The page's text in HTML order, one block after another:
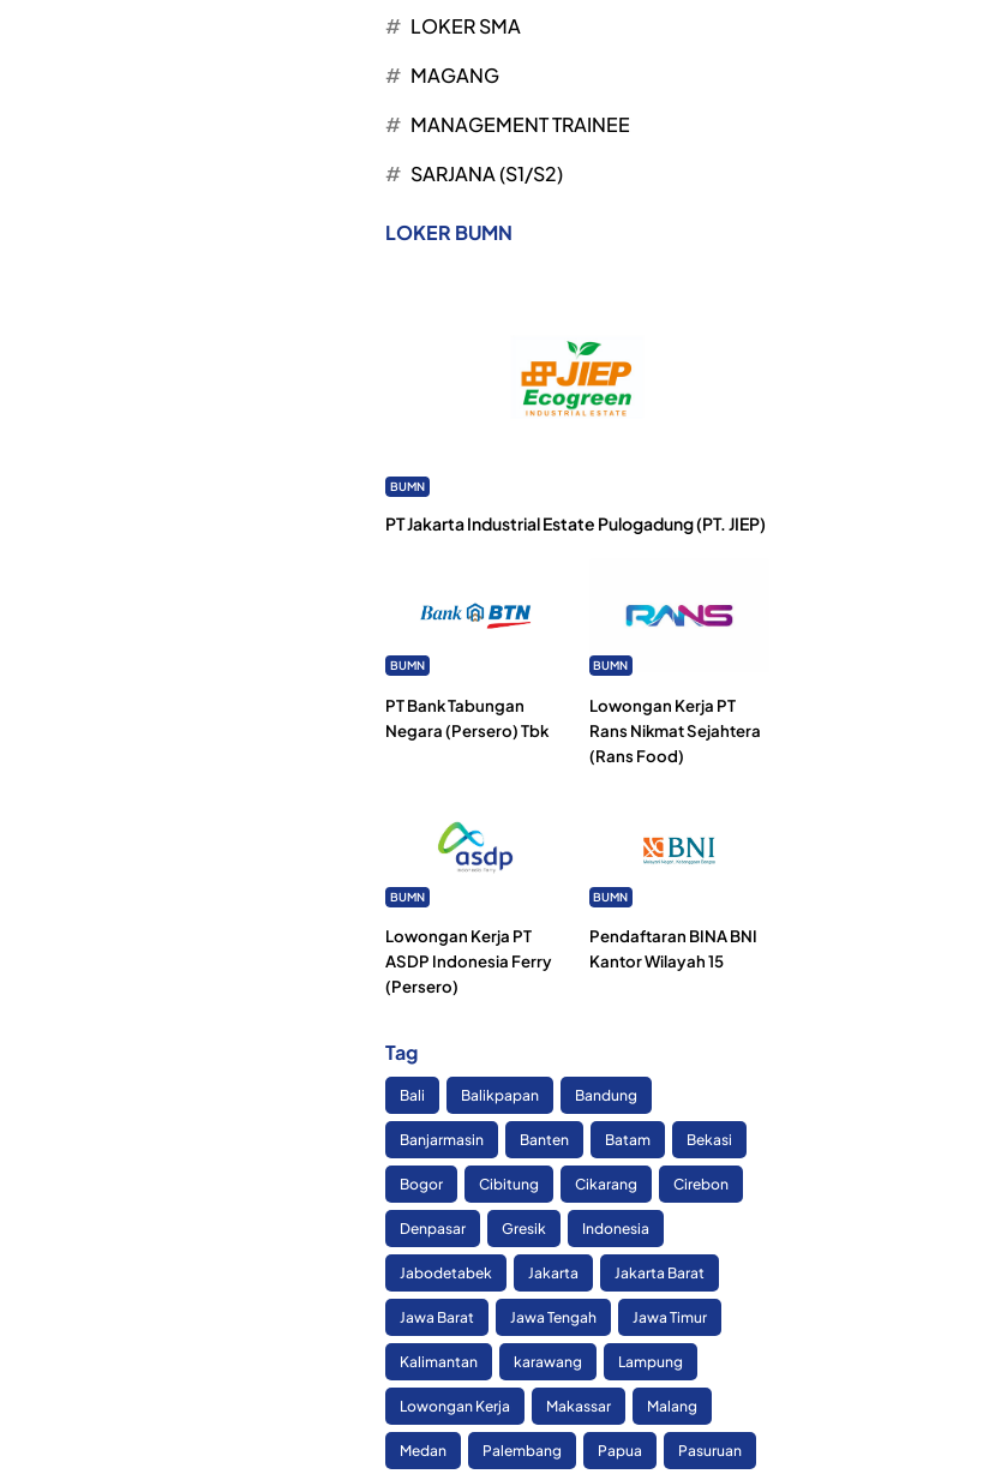
LOKER SMA
MAGANG
MANAGEMENT TRAINEE
SARJANA (S1/S2)
LOKER BUMN
BUMN
PT Jakarta Industrial Estate Pulogadung (PT. JIEP)
BUMN
PT Bank Tabungan
Negara (Persero) Tbk
BUMN
Lowongan Kerja PT
Rans Nikmat Sejahtera
(Rans Food)
BUMN
Lowongan Kerja PT
ASDP Indonesia Ferry
(Persero)
BUMN
Pendaftaran BINA BNI
Kantor Wilayah 15
Tag
Bali Balikpapan Bandung
Banjarmasin Banten Batam Bekasi
Bogor Cibitung Cikarang Cirebon
Denpasar Gresik Indonesia
Jabodetabek Jakarta Jakarta Barat
Jawa Barat Jawa Tengah Jawa Timur
Kalimantan karawang Lampung
Lowongan Kerja Makassar Malang
Medan Palembang Papua Pasuruan